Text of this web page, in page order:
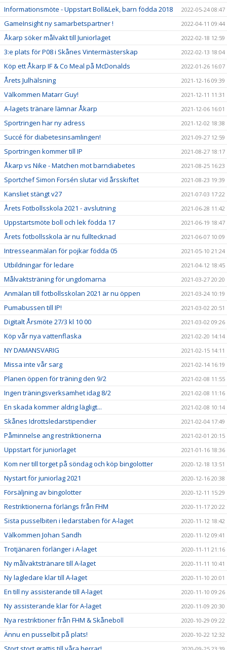
Informationsmöte - Uppstart Boll&Lek, barn födda 2018 2022-05-24 08:47
GameInsight ny samarbetspartner ! 2022-04-11 09:44
Åkarp söker målvakt till Juniorlaget 2022-02-18 12:59
3:e plats för P08 i Skånes Vintermästerskap 2022-02-13 18:04
Köp ett Åkarp IF & Co Meal på McDonalds 2022-01-26 16:07
Årets Julhälsning 2021-12-16 09:39
Välkommen Matarr Guy! 2021-12-11 11:31
A-lagets tränare lämnar Åkarp 2021-12-06 16:01
Sportringen har ny adress 2021-12-02 18:38
Succé för diabetesinsamlingen! 2021-09-27 12:59
Sportringen kommer till IP 2021-08-27 18:17
Åkarp vs Nike - Matchen mot barndiabetes 2021-08-25 16:23
Sportchef Simon Forsén slutar vid årsskiftet 2021-08-23 19:39
Kansliet stängt v27 2021-07-03 17:22
Årets Fotbollsskola 2021 - avslutning 2021-06-28 11:42
Uppstartsmöte boll och lek födda 17 2021-06-19 18:47
Årets fotbollsskola är nu fulltecknad 2021-06-07 10:09
Intresseanmälan för pojkar födda 05 2021-05-10 21:24
Utbildningar för ledare 2021-04-12 18:45
Målvaktsträning för ungdomarna 2021-03-27 20:20
Anmälan till fotbollsskolan 2021 är nu öppen 2021-03-24 10:19
Pumabussen till IP! 2021-03-02 20:51
Digitalt Årsmöte 27/3 kl 10 00 2021-03-02 09:26
Köp vår nya vattenflaska 2021-02-20 14:14
NY DAMANSVARIG 2021-02-15 14:11
Missa inte vår sarg 2021-02-14 16:19
Planen öppen för träning den 9/2 2021-02-08 11:55
Ingen träningsverksamhet idag 8/2 2021-02-08 11:16
En skada kommer aldrig lägligt... 2021-02-08 10:14
Skånes Idrottsledarstipendier 2021-02-04 17:49
Påminnelse ang restriktionerna 2021-02-01 20:15
Uppstart för juniorlaget 2021-01-16 18:36
Kom ner till torget på söndag och köp bingolotter 2020-12-18 13:51
Nystart för juniorlag 2021 2020-12-16 20:38
Försäljning av bingolotter 2020-12-11 15:29
Restriktionerna förlängs från FHM 2020-11-17 20:22
Sista pusselbiten i ledarstaben för A-laget 2020-11-12 18:42
Välkommen Johan Sandh 2020-11-12 09:41
Trotjänaren förlänger i A-laget 2020-11-11 21:16
Ny målvaktstränare till A-laget 2020-11-11 10:41
Ny lagledare klar till A-laget 2020-11-10 20:01
En till ny assisterande till A-laget 2020-11-10 09:26
Ny assisterande klar för A-laget 2020-11-09 20:30
Nya restriktioner från FHM & Skåneboll 2020-10-29 09:22
Ännu en pusselbit på plats! 2020-10-22 12:32